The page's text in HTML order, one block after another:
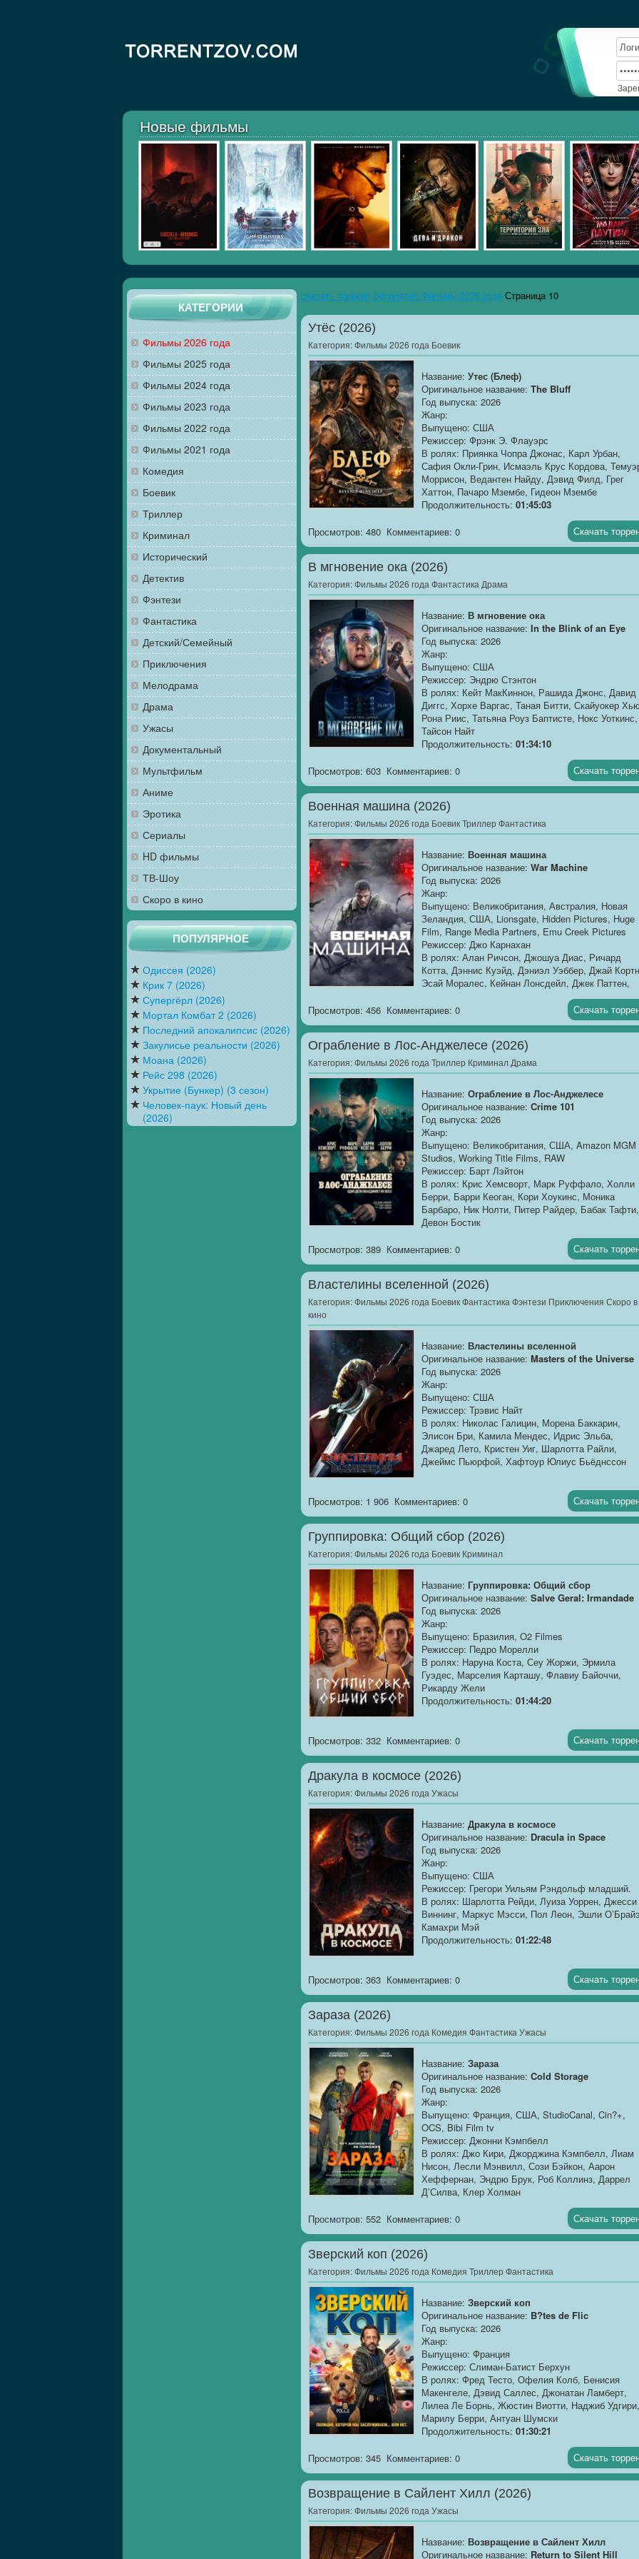
Новые фильмы
КАТЕГОРИИ
Фильмы 2026 года
Фильмы 2025 года
Фильмы 2024 года
Фильмы 2023 года
Фильмы 2022 года
Фильмы 2021 года
Комедия
Боевик
Триллер
Криминал
Исторический
Детектив
Фэнтези
Фантастика
Детский/Семейный
Приключения
Мелодрама
Драма
Ужасы
Документальный
Мультфильм
Аниме
Эротика
Сериалы
HD фильмы
ТВ-Шоу
Скоро в кино
ПОПУЛЯРНОЕ
Одиссея (2026)
Крик 7 (2026)
Супергёрл (2026)
Мортал Комбат 2 (2026)
Последний апокалипсис (2026)
Закулисье реальности (2026)
Моана (2026)
Рейс 298 (2026)
Укрытие (Бункер) (3 сезон)
Человек-паук: Новый день
(2026)
скачать торрент бесплатно Фильмы 2026 года Страница 10
Утёс (2026)
Категория:Фильмы 2026 года Боевик
Название: Утес (Блеф)
Оригинальное название: The Bluff
Год выпуска: 2026
Жанр:
Выпущено: США
Режиссер: Фрэнк Э. Флауэрс
В ролях: Приянка Чопра Джонас, Карл Урбан,
Сафия Окли-Грин, Исмаэль Крус Кордова,
Моррисон, Ведантен Найду, Дэвид Филд, Грег
Хаттон, Пачаро Мзембе, Гидеон Мзембе
Продолжительность: 01:45:03
О фильме
: В конце XIX века на уединённом
Карибском острове бывшая пиратка пытается
забыть о кровавом прошлом и вырастить дочь
вдали от опасностей. Она строит тихую жизнь,
надеясь, что океан скроет её тайны навсегда. Но
однажды на берег сходит человек, который знает
бежала, врывается в дом с приливной волной.
Теперь ради спасения семьи женщине снова
приходится браться за оружие и вспоминать
навыки, которые она надеялась похоронить
навсегда. Погоня по джунглям и скалистым
берегам превращается в жестокую схватку, где
ставки выше любых пиратских сокровищ.
Вчерашняя изгнанница должна стать той, кем
раньше — безжалостной и отчаянной, иначе
станет могилой для её единственной дочери.
Просмотров: 480 Комментариев: 0 Скачать
В мгновение ока (2026)
Категория:Фильмы 2026 года Фантастика Драма
Название: В мгновение ока
Оригинальное название: In the Blink of an Eye
Год выпуска: 2026
Жанр:
Выпущено: США
Режиссер: Эндрю Стэнтон
В ролях: Кейт МакКиннон, Рашида Джонс, Давид
Диггс, Хорхе Варгас, Таная Битти, Скайуокер
Рона Риис, Татьяна Роуз Баптисте, Нокс Уоткинс,
Тайсон Найт
Продолжительность: 01:34:10
О фильме
: Три параллельные сюжетные линии,
разделенные тысячелетиями, переплетаются в
единую историю о выживании, открытиях и
надежде.
Сорок...
Просмотров: 603 Комментариев: 0 Скачать
Военная машина (2026)
Категория:Фильмы 2026 года Боевик Триллер Фантастика
Название: Военная машина
Оригинальное название: War Machine
Год выпуска: 2026
Жанр:
Выпущено: Великобритания, Австралия, Новая
Зеландия, США, Lionsgate, Hidden Pictures, Huge
Film, Range Media Partners, Emu Creek Pictures
Режиссер: Джо Карнахан
В ролях: Алан Ричсон, Джошуа Диас, Ричард
Котта, Дэннис Куэйд, Дэниэл Уэббер, Джай
Эсай Моралес, Кейнан Лонсдейл, Джек Паттен,
Стэфан Джеймс, Дэвид Томлинсон, Джейк Райан,
Кристофер Кирби, Джои Виейра, Блейк
О фильме: Глухой лес, последний этап отбора в
элитное подразделение рейнджеров. Группа
новобранцев, измотанных многодневными
точку эвакуации и не убить друг друга раньше
времени. Для сапёра с позывным «81» это просто
очередной экзамен, который нужно сдать, чтобы
наконец получить заветный значок. Но вместо
штатных провокаций инструкторов лес
сюрприз, не предусмотренный ни одним учебным
планом.
Из-за деревьев выходит Оно — тридцатифутовая
машина смерти, созданная не для парадов.
Бронированный гигант с единственной программой:
уничтожить всё, что движется. Пока командиры на
базе в панике выясняют, чей это робот и как он
здесь оказался, рекруты превращаются из
стажёров в дичь. Связь с внешним миром
потеряна, патроны не берут броню, а лес горит под
гусеницами неведомого врага. «81»,
кто сохраняет остатки хладнокровия, берёт
сдадут кровью.
Просмотров: 456 Комментариев: 0 Скачать
Ограбление в Лос-Анджелесе (2026)
Категория:Фильмы 2026 года Триллер Криминал Драма
Название: Ограбление в Лос-Анджелесе
Оригинальное название: Crime 101
Год выпуска: 2026
Жанр:
Выпущено: Великобритания, США, Amazon MGM
Studios, Working Title Films, RAW
Режиссер: Барт Лэйтон
В ролях: Крис Хемсворт, Марк Руффало, Холли
Берри, Барри Кеоган, Кори Хоукинс, Моника
Барбаро, Ник Нолти, Питер Райдер, Бабак Тафти,
Девон Бостик
: Тихоокеанское побережье сотрясает
серия виртуозных ограблений: неизвестный...
Просмотров: 389 Комментариев: 0 Скачать
Властелины вселенной (2026)
Категория:Фильмы 2026 года Боевик Фантастика Фэнтези Приключения Скоро в
кино
Название: Властелины вселенной
Оригинальное название: Masters of the Universe
Год выпуска: 2026
Жанр:
Выпущено: США
Режиссер: Трэвис Найт
В ролях: Николас Галицин, Морена Баккарин,
Элисон Бри, Камила Мендес, Идрис Эльба,
Джаред Лето, Кристен Уиг, Шарлотта Райли,
Джеймс Пьюрфой, Хафтоур Юлиус Бьёднссон
: Готовьтесь к эпическому
легенды: «Властелины Вселенной» / Masters of
Universe (2026)...
Просмотров: 1 906 Комментариев: 0 Скачать
Группировка: Общий сбор (2026)
Категория:Фильмы 2026 года Боевик Криминал
Название: Группировка: Общий сбор
Оригинальное название: Salve Geral: Irmandade
Год выпуска: 2026
Жанр:
Выпущено: Бразилия, O2 Filmes
Режиссер: Педро Морелли
В ролях: Наруна Коста, Сеу Жоржи, Эрмила
Гуэдес, Марселия Карташу, Флавиу Байоччи,
Рикарду Жели
Продолжительность: 01:44:20
: 2026 год. Сан?Паулу охвачен
после похищения Элизы — дочери основателя
влиятельной преступной группировки — город
погружается в пучину насилия. По приказу
объявляется «Salve Geral»: члены организации
начинают скоординированные атаки на
полицейские участки, превращая улицы в поле
В центре событий — Кристина, тётя похищенной
девушки и один из лидеров фракции. Ей
приходится балансировать между долгом перед
семьёй и необходимостью договориться с
коррумпированными силовиками. Каждый шаг —
риск, каждое решение множит жертвы. Сможет ли
она спасти племянницу, не развязав
полномасштабную войну, которая уничтожит весь
город?
Просмотров: 332 Комментариев: 0 Скачать
Дракула в космосе (2026)
Категория:Фильмы 2026 года Ужасы
Название: Дракула в космосе
Оригинальное название: Dracula in Space
Год выпуска: 2026
Жанр:
Выпущено: США
Режиссер: Грегори Уильям Рэндольф младший.
В ролях: Шарлотта Рейди, Луиза Уоррен, Джесси
Виннинг, Маркус Мэсси, Пол Леон, Эшли
Камахри Мэй
Продолжительность: 01:22:48
: «Дракула в космосе» (2026) —
фантастический хоррор о столкновении
человечества с древним злом в глубинах
Просмотров: 363 Комментариев: 0 Скачать
Зараза (2026)
Категория:Фильмы 2026 года Комедия Фантастика Ужасы
Название: Зараза
Оригинальное название: Cold Storage
Год выпуска: 2026
Жанр:
Выпущено: Франция, США, StudioCanal, Cin?+,
OCS, Bibi Film tv
Режиссер: Джонни Кэмпбелл
В ролях: Джо Кири, Джорджина Кэмпбелл, Лиам
Нисон, Лесли Мэнвилл, Сози Бэйкон, Аарон
Хеффернан, Эндрю Брук, Роб Коллинз, Даррел
Д’Силва, Клер Холман
: «Зараза» (Cold Storage, 2025) —
остросюжетный триллер о биологической угрозе,
способной стереть человечество с лица Земли.
Действие начинается несколько десятилетий
изолировали высокоинфекционный микроорганизм
— постоянно мутирующий патоген, способный
уничтожить цивилизацию. Объект
законсервировали на глубине, обеспечив
многоступенчатую систему безопасности.
В наши дни военные передают заброшенный
комплекс частной компании для организации
склада самохранения. При ремонтных работах
нарушается температурный режим герметизации —
и патоген находит путь наружу. Первые
заражённые демонстрируют странные симптомы:
повышенная агрессия, потеря координации, затем
— полная утрата личности. Вирус не просто
убивает: он перепрограммирует нервную систему,
превращая людей в безвольных носителей.
На сцену выходит Роберт Куинн (Лиам Нисон) —
отставной специалист по биотеррору,
единственный, кто знает слабые места патогена.
Просмотров: 552 Комментариев: 0 Скачать
Зверский коп (2026)
Категория:Фильмы 2026 года Комедия Триллер Фантастика
Название: Зверский коп
Оригинальное название: B?tes de Flic
Год выпуска: 2026
Жанр:
Выпущено: Франция
Режиссер: Слиман-Батист Берхун
В ролях: Фред Тесто, Офелия Колб, Бенисия
Макенгеле, Дэвид Саллес, Джонатан Ламберт,
Лилеа Ле Борнь, Жюстин Виотти, Наджиб Удгири,
Марилу Берри, Антуан Шумски
Продолжительность: 01:30:21
О фильме
: «Зверский коп» (2026) —
остросюжетная фантастическая комедия о
капитане полиции Джеффе, чья жизнь
переворачивается...
Просмотров: 345 Комментариев: 0 Скачать
Возвращение в Сайлент Хилл (2026)
Категория:Фильмы 2026 года Ужасы
Название: Возвращение в Сайлент Хилл
Оригинальное название: Return to Silent Hill